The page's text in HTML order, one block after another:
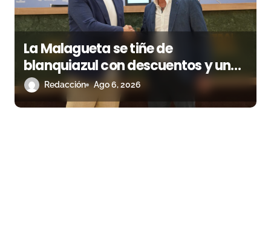
La Malagueta se tiñe de
blanquiazul con descuentos y una
corrida homenaje al Málaga CF
Redacción Ago 6, 2026